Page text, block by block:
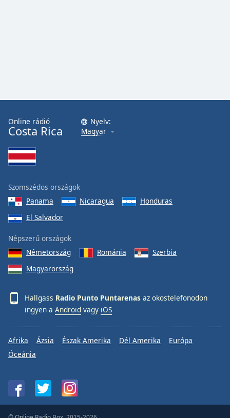
Online rádió
Costa Rica
Nyelv:
Magyar
Szomszédos országok
Panama
Nicaragua
Honduras
El Salvador
Népszerű országok
Németország
Románia
Szerbia
Magyarország
Hallgass Radio Punto Puntarenas az okostelefonodon
ingyen a Android vagy iOS
Afrika Ázsia Észak Amerika Dél Amerika
Európa
Óceánia